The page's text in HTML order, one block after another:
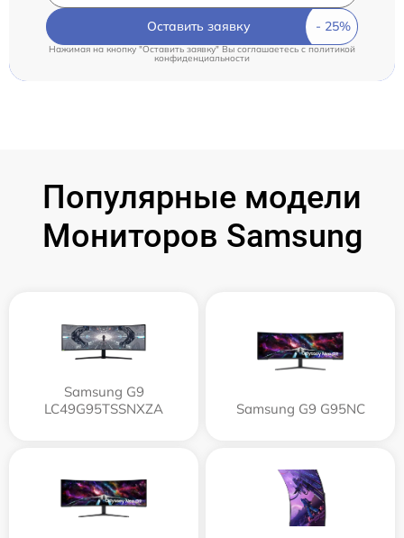
Оставить заявку
Нажимая на кнопку "Оставить заявку" Вы соглашаетесь c политикой
конфиденциальности
Популярные модели
Мониторов Samsung
Samsung G9
LC49G95TSSNXZA
Samsung G9 G95NC